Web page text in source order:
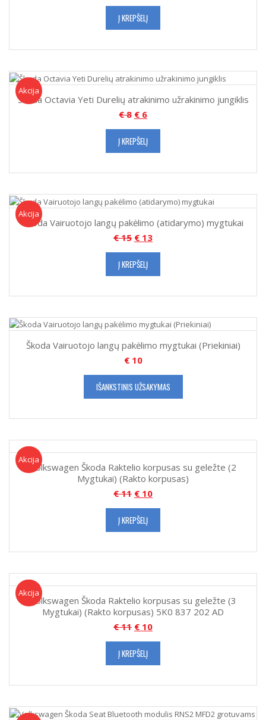
Į KREPŠELĮ
Akcija
Akcija!
Škoda Octavia Yeti Durelių atrakinimo užrakinimo jungiklis
€8 € 6
Į KREPŠELĮ
Akcija
Akcija!
Škoda Vairuotojo langų pakėlimo (atidarymo) mygtukai
€15 € 13
Į KREPŠELĮ
Škoda Vairuotojo langų pakėlimo mygtukai (Priekiniai)
€10
IŠANKSTINIS UŽSAKYMAS
Akcija
Akcija!
Volkswagen Škoda Raktelio korpusas su geležte (2
Mygtukai) (Rakto korpusas)
€11 € 10
Į KREPŠELĮ
Akcija
Akcija!
Volkswagen Škoda Raktelio korpusas su geležte (3
Mygtukai) (Rakto korpusas) 5K0 837 202 AD
€11 € 10
Į KREPŠELĮ